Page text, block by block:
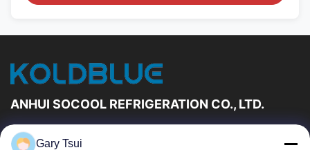
ANHUI SOCOOL REFRIGERATION CO., LTD.
Γρήγορες Συνδέσεις
Gary Tsui